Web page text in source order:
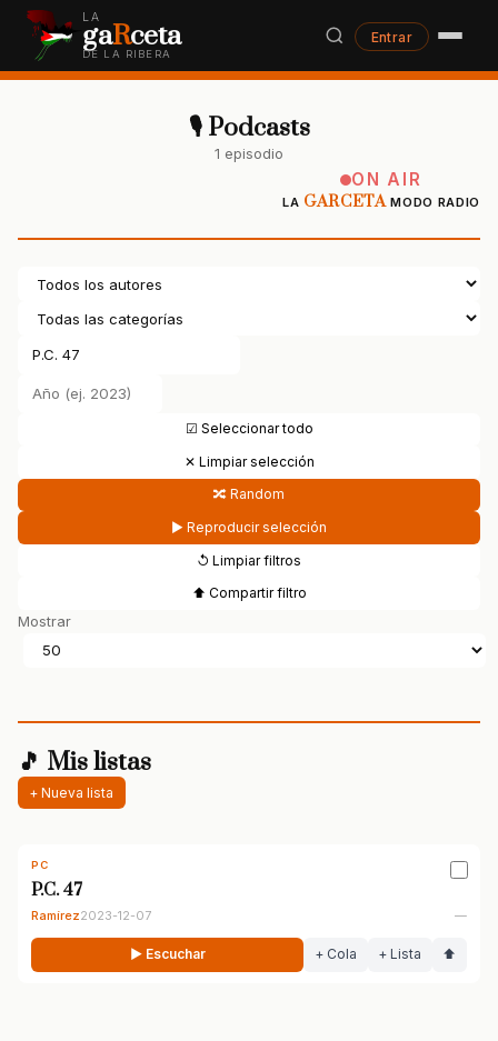
LA
gaRceta
DE LA RIBERA
Entrar
🎙 Podcasts
1 episodio
ON AIR
LA GARCETAMODO RADIO
☑ Seleccionar todo
✕ Limpiar selección
🔀 Random
▶ Reproducir selección
↺ Limpiar filtros
⬆ Compartir filtro
Mostrar
🎵 Mis listas
+ Nueva lista
PC
P.C. 47
Ramírez2023-12-07 —
▶ Escuchar + Cola + Lista ⬆